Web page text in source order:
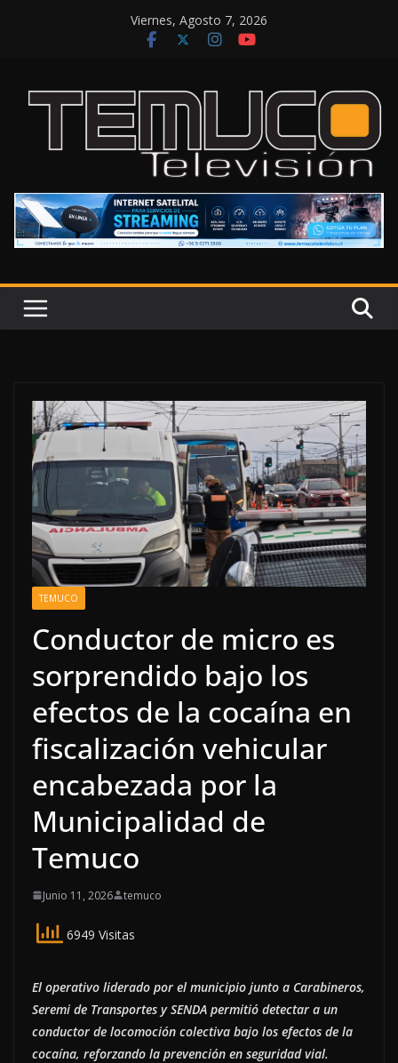
Viernes, Agosto 7, 2026
TEMUCO
Conductor de micro es
sorprendido bajo los
efectos de la cocaína en
fiscalización vehicular
encabezada por la
Municipalidad de
Temuco
Junio 11, 2026 temuco
6949 Visitas
El operativo liderado por el municipio junto a Carabineros,
Seremi de Transportes y SENDA permitió detectar a un
conductor de locomoción colectiva bajo los efectos de la
cocaína, reforzando la prevención en seguridad vial.